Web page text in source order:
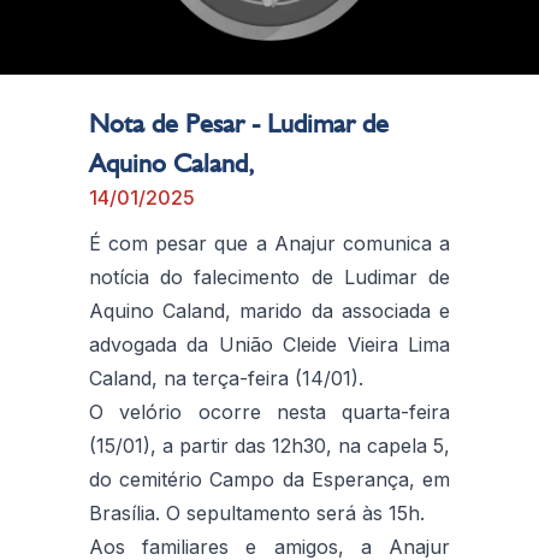
Nota de Pesar - Ludimar de
Aquino Caland,
14/01/2025
É com pesar que a Anajur comunica a
notícia do falecimento de Ludimar de
Aquino Caland, marido da associada e
advogada da União Cleide Vieira Lima
Caland, na terça-feira (14/01).
O velório ocorre nesta quarta-feira
(15/01), a partir das 12h30, na capela 5,
do cemitério Campo da Esperança, em
Brasília. O sepultamento será às 15h.
Aos familiares e amigos, a Anajur